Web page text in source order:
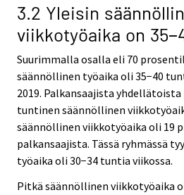
3.2 Yleisin
viikkotyöaika on
Suurimmalla osalla eli 70
säännöllinen työaika oli 35−40
2019. Palkansaajista
tuntinen säännöllinen
säännöllinen viikkotyöaika oli 19
palkansaajista. Tässä ryhmässä
työaika oli 30−34 tuntia viikossa.
Pitkä säännöllinen viikkotyöaika